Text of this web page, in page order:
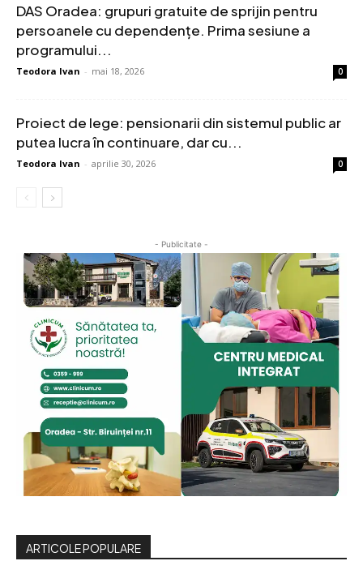
DAS Oradea: grupuri gratuite de sprijin pentru
persoanele cu dependențe. Prima sesiune a
programului...
Teodora Ivan - mai 18, 2026 0
Proiect de lege: pensionarii din sistemul public ar
putea lucra în continuare, dar cu...
Teodora Ivan - aprilie 30, 2026 0
- Publicitate -
ARTICOLE POPULARE